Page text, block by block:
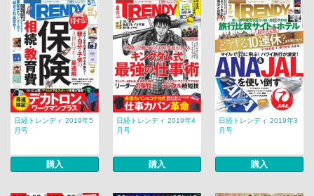
日経トレンディ 2019年5
月号
購入
日経トレンディ 2019年4
月号
購入
日経トレンディ 2019年3
月号
購入